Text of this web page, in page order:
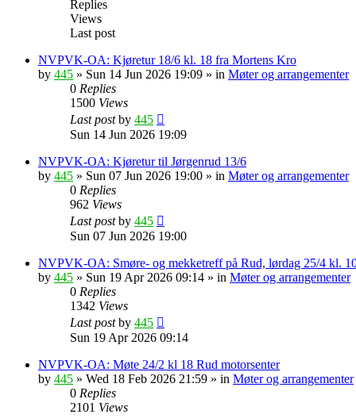
Replies
Views
Last post
NVPVK-OA: Kjøretur 18/6 kl. 18 fra Mortens Kro
by 445 » Sun 14 Jun 2026 19:09 » in Møter og arrangementer
0 Replies
1500 Views
Last postby 445
Sun 14 Jun 2026 19:09
NVPVK-OA: Kjøretur til Jørgenrud 13/6
by 445 » Sun 07 Jun 2026 19:00 » in Møter og arrangementer
0 Replies
962 Views
Last postby 445
Sun 07 Jun 2026 19:00
NVPVK-OA: Smøre- og mekketreff på Rud, lørdag 25/4 kl.
by 445 » Sun 19 Apr 2026 09:14 » in Møter og arrangementer
0 Replies
1342 Views
Last postby 445
Sun 19 Apr 2026 09:14
NVPVK-OA: Møte 24/2 kl 18 Rud motorsenter
by 445 » Wed 18 Feb 2026 21:59 » in Møter og arrangementer
0 Replies
2101 Views